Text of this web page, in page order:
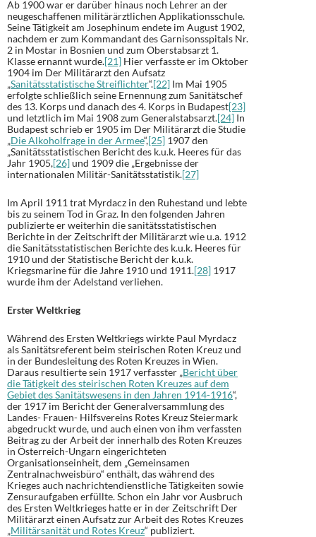
Ab 1900 war er darüber hinaus noch Lehrer an der
neugeschaffenen militärärztlichen Applikationsschule.
Seine Tätigkeit am Josephinum endete im August 1902,
nachdem er zum Kommandant des Garnisonsspitals Nr.
2 in Mostar in Bosnien und zum Oberstabsarzt 1.
Klasse ernannt wurde.[21] Hier verfasste er im Oktober
1904 im Der Militärarzt den Aufsatz
„Sanitätsstatistische Streiflichter“.[22] Im Mai 1905
erfolgte schließlich seine Ernennung zum Sanitätschef
des 13. Korps und danach des 4. Korps in Budapest[23]
und letztlich im Mai 1908 zum Generalstabsarzt.[24] In
Budapest schrieb er 1905 im Der Militärarzt die Studie
„Die Alkoholfrage in der Armee“,[25] 1907 den
„Sanitätsstatistischen Bericht des k.u.k. Heeres für das
Jahr 1905,[26]und 1909 die „Ergebnisse der
internationalen Militär-Sanitätsstatistik.[27]
Im April 1911 trat Myrdacz in den Ruhestand und lebte
bis zu seinem Tod in Graz. In den folgenden Jahren
publizierte er weiterhin die sanitätsstatistischen
Berichte in der Zeitschrift der Militärarzt wie u.a. 1912
die Sanitätsstatistischen Berichte des k.u.k. Heeres für
1910 und der Statistische Bericht der k.u.k.
Kriegsmarine für die Jahre 1910 und 1911.[28] 1917
wurde ihm der Adelstand verliehen.
Erster Weltkrieg
Während des Ersten Weltkriegs wirkte Paul Myrdacz
als Sanitätsreferent beim steirischen Roten Kreuz und
in der Bundesleitung des Roten Kreuzes in Wien.
Daraus resultierte sein 1917 verfasster „Bericht über
die Tätigkeit des steirischen Roten Kreuzes auf dem
Gebiet des Sanitätswesens in den Jahren 1914-1916“,
der 1917 im Bericht der Generalversammlung des
Landes- Frauen- Hilfsvereins Rotes Kreuz Steiermark
abgedruckt wurde, und auch einen von ihm verfassten
Beitrag zu der Arbeit der innerhalb des Roten Kreuzes
in Österreich-Ungarn eingerichteten
Organisationseinheit, dem „Gemeinsamen
Zentralnachweisbüro“ enthält, das während des
Krieges auch nachrichtendienstliche Tätigkeiten sowie
Zensuraufgaben erfüllte. Schon ein Jahr vor Ausbruch
des Ersten Weltkrieges hatte er in der Zeitschrift Der
Militärarzt einen Aufsatz zur Arbeit des Rotes Kreuzes
„Militärsanität und Rotes Kreuz“ publiziert.